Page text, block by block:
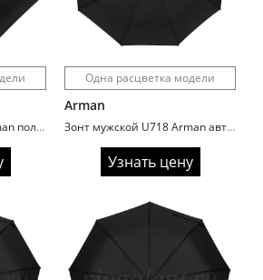
Зонт мужской 0083 Arman полный автомат ручка гольф
Одна расцветка модели
Arman
Зонт мужской U718 Arman автомат кожаная ручка
Узнать цену